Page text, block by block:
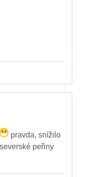
pravda, snížilo
peřiny